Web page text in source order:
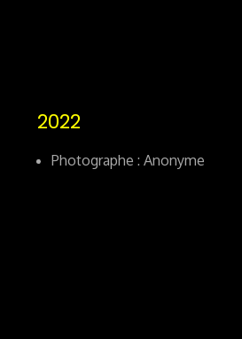
2022
Photographe : Anonyme